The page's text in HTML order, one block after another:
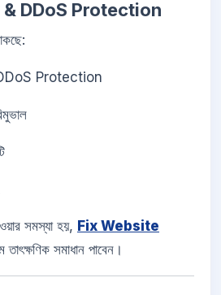
DDoS Protection
DDoS Protection
সমস্যা হয়, Fix Website
তাৎক্ষণিক সমাধান পাবেন।